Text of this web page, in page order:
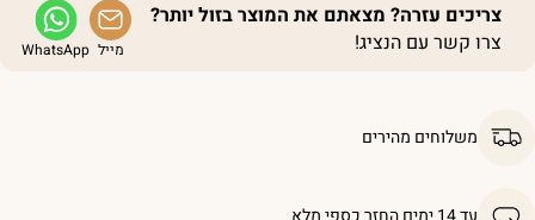
צריכים עזרה? מצאתם את המוצר בזול יותר?
צרו קשר עם הנציג!
מייל WhatsApp
משלוחים מהירים